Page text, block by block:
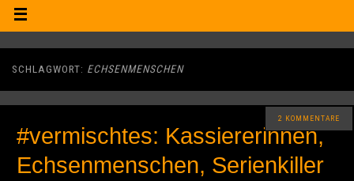
SCHLAGWORT: ECHSENMENSCHEN
2 KOMMENTARE
#vermischtes: Kassiererinnen,
Echsenmenschen, Serienkiller